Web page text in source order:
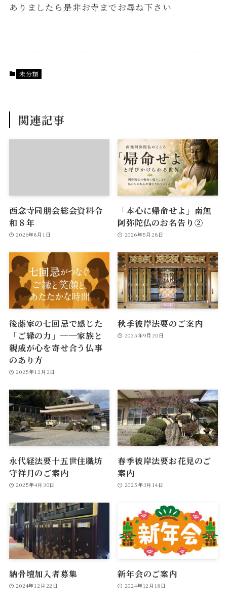
ありましたら是非お寺までお尋ね下さい
未分類
関連記事
西念寺同朋会総会資料令
和８年
2026年8月1日
「本心に帰命せよ」南無
阿弥陀仏のお名告り②
2026年5月28日
後藤家の七回忌で感じた
「ご縁の力」──家族と
親戚が心を寄せ合う仏事
のあり方
2025年12月2日
秋季彼岸法要のご案内
2025年9月20日
永代経法要十五世住職坊
守祥月のご案内
2025年4月30日
春季彼岸法要お花見のご
案内
2025年3月14日
納骨壇加入者募集
2024年12月22日
新年会のご案内
2024年12月18日